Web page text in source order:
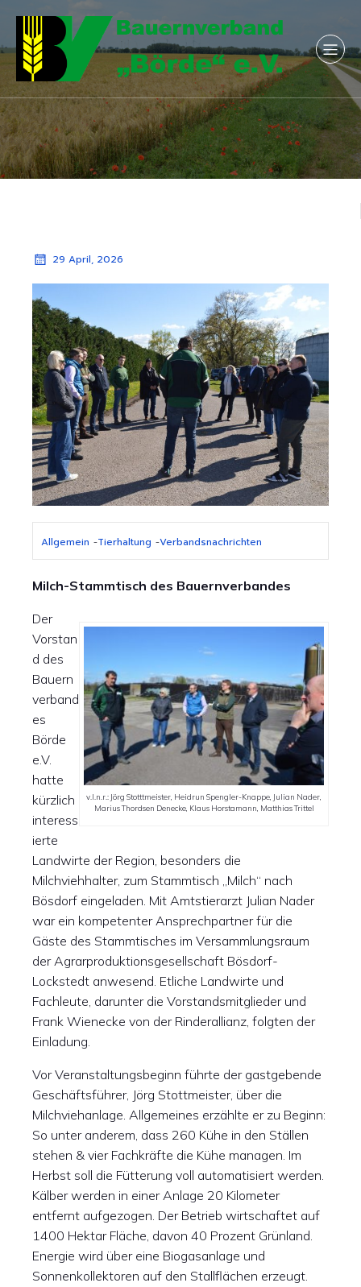
29 April, 2026
Allgemein -Tierhaltung -Verbandsnachrichten
Milch-Stammtisch des Bauernverbandes
v.l.n.r.: Jörg Stotttmeister, Heidrun Spengler-Knappe, Julian Nader,
Marius Thordsen Denecke, Klaus Horstamann, Matthias Trittel
Der
Vorstan
d des
Bauern
verband
es
Börde
e.V.
hatte
kürzlich
interess
ierte
Landwirte der Region, besonders die
Milchviehhalter, zum Stammtisch „Milch“ nach
Bösdorf eingeladen. Mit Amtstierarzt Julian Nader
war ein kompetenter Ansprechpartner für die
Gäste des Stammtisches im Versammlungsraum
der Agrarproduktionsgesellschaft Bösdorf-
Lockstedt anwesend. Etliche Landwirte und
Fachleute, darunter die Vorstandsmitglieder und
Frank Wienecke von der Rinderallianz, folgten der
Einladung.
Vor Veranstaltungsbeginn führte der gastgebende
Geschäftsführer, Jörg Stottmeister, über die
Milchviehanlage. Allgemeines erzählte er zu Beginn:
So unter anderem, dass 260 Kühe in den Ställen
stehen & vier Fachkräfte die Kühe managen. Im
Herbst soll die Fütterung voll automatisiert werden.
Kälber werden in einer Anlage 20 Kilometer
entfernt aufgezogen. Der Betrieb wirtschaftet auf
1400 Hektar Fläche, davon 40 Prozent Grünland.
Energie wird über eine Biogasanlage und
Sonnenkollektoren auf den Stallflächen erzeugt.